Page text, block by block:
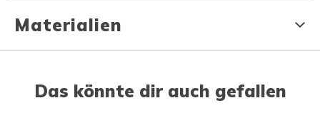
Materialien
Das könnte dir auch gefallen